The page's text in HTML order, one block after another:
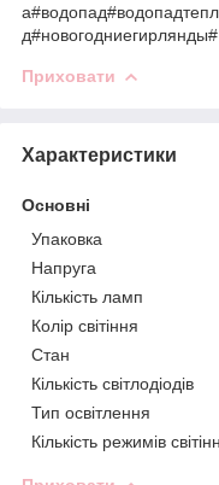
д#новогодниегирлянды#
Приховати
Характеристики
Основні
Упаковка
Напруга
Кількість ламп
Колір світіння
Стан
Кількість світлодіодів
Тип освітлення
Кількість режимів